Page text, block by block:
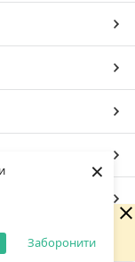
Заборонити
×
на запит, але
години компаніїї.